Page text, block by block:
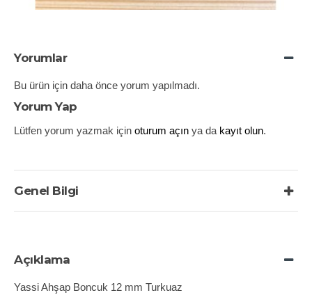
Yorumlar
Bu ürün için daha önce yorum yapılmadı.
Yorum Yap
Lütfen yorum yazmak için oturum açın ya da kayıt olun.
Genel Bilgi
Açıklama
Yassi Ahşap Boncuk 12 mm Turkuaz